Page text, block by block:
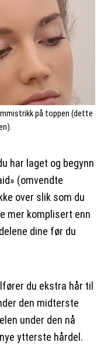
på toppen (dette
har laget og begynn
(omvendte
over slik som du
mer komplisert enn
dine før du
du ekstra hår til
den midterste
under den nå
ytterste hårdel.